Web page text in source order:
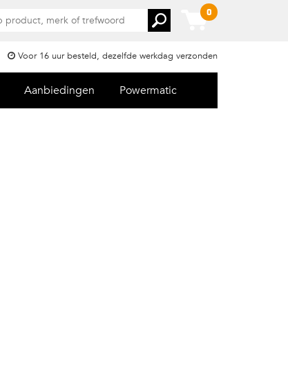
0
Voor 16 uur besteld, dezelfde werkdag verzonden
Aanbiedingen Powermatic